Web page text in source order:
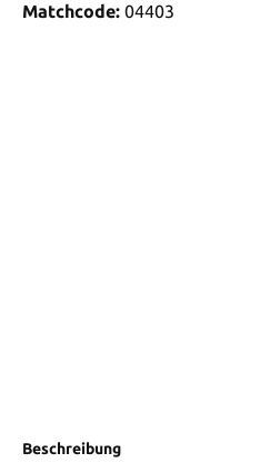
Matchcode: 04403
Beschreibung